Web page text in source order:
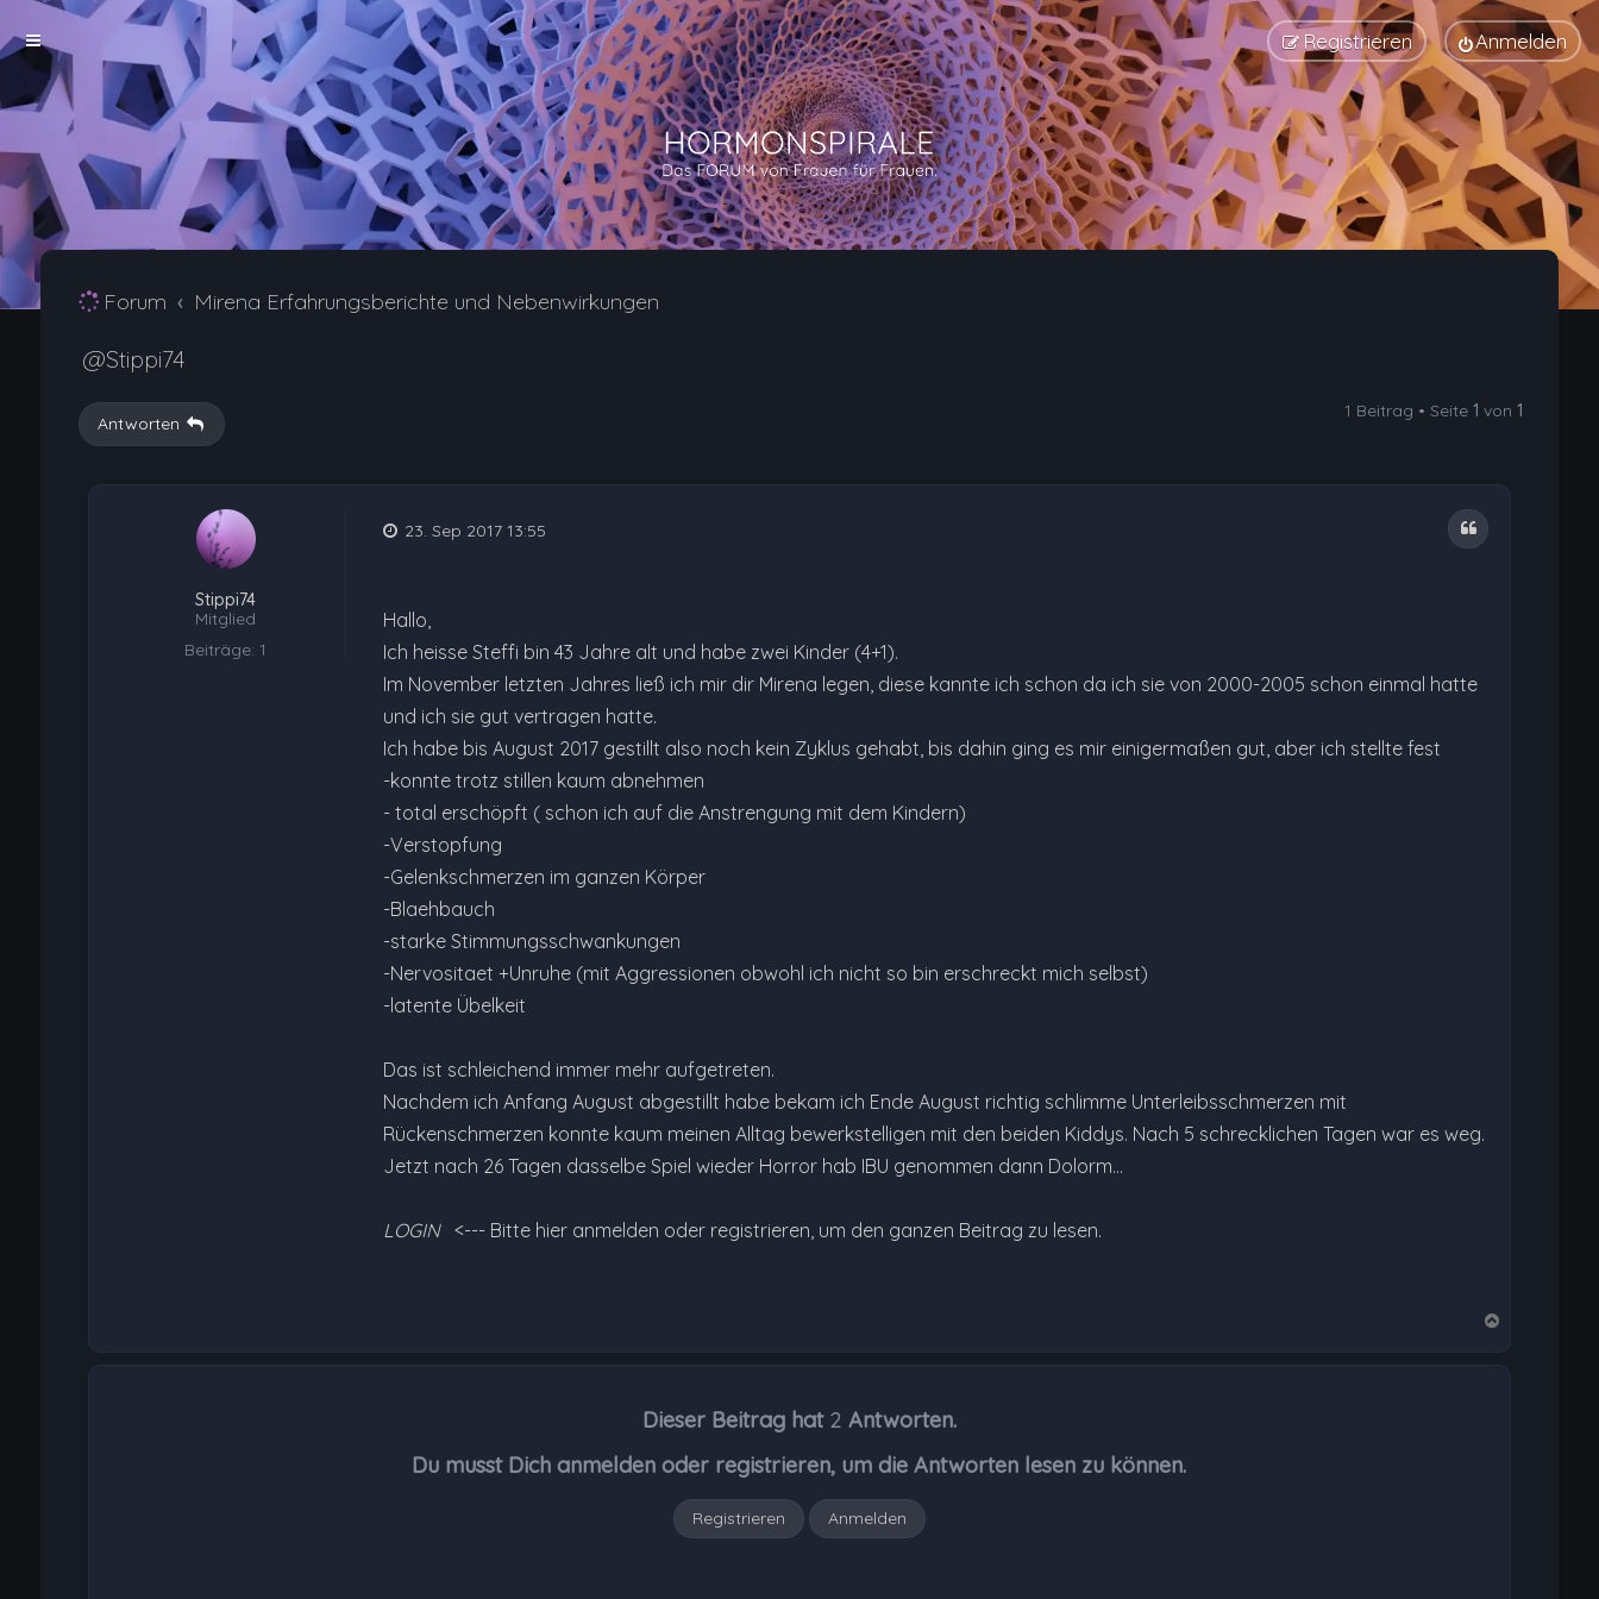
Anmelden
Registrieren
Forum Mirena Erfahrungsberichte und Nebenwirkungen
@Stippi74
Antworten
1 Beitrag • Seite1 von1
Stippi74
Mitglied
Beiträge: 1
Zitat
23. Sep 2017 13:55
Hallo,
Ich heisse Steffi bin 43 Jahre alt und habe zwei Kinder (4+1).
Im November letzten Jahres ließ ich mir dir Mirena legen, diese kannte ich schon da ich sie von 2000-2005 schon einmal hatte
und ich sie gut vertragen hatte.
Ich habe bis August 2017 gestillt also noch kein Zyklus gehabt, bis dahin ging es mir einigermaßen gut, aber ich stellte fest
-konnte trotz stillen kaum abnehmen
- total erschöpft ( schon ich auf die Anstrengung mit dem Kindern)
-Verstopfung
-Gelenkschmerzen im ganzen Körper
-Blaehbauch
-starke Stimmungsschwankungen
-Nervositaet +Unruhe (mit Aggressionen obwohl ich nicht so bin erschreckt mich selbst)
-latente Übelkeit
Das ist schleichend immer mehr aufgetreten.
Nachdem ich Anfang August abgestillt habe bekam ich Ende August richtig schlimme Unterleibsschmerzen mit
Rückenschmerzen konnte kaum meinen Alltag bewerkstelligen mit den beiden Kiddys. Nach 5 schrecklichen Tagen war es weg.
Jetzt nach 26 Tagen dasselbe Spiel wieder Horror hab IBU genommen dann Dolorm…
LOGIN <--- Bitte hier anmelden oder registrieren, um den ganzen Beitrag zu lesen.
Dieser Beitrag hat 2 Antworten.
Du musst Dich anmelden oder registrieren, um die Antworten lesen zu können.
Registrieren Anmelden